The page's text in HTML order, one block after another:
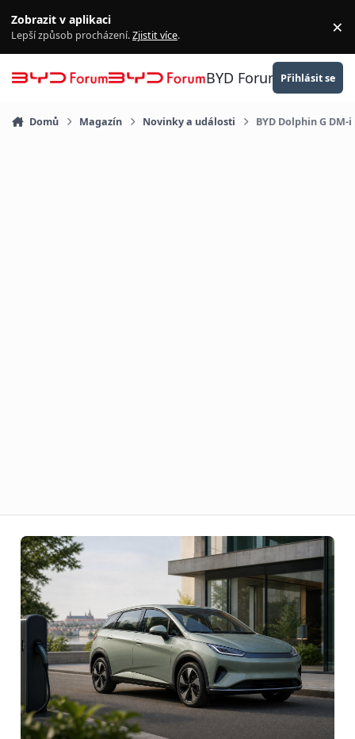
Zobrazit v aplikaci
Lepší způsob procházení.Zjistit více. ×
BYD Forum Přihlásit se
Domů Magazín Novinky a události BYD Dolphin G